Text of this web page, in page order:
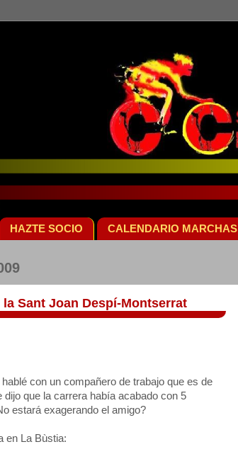
HAZTE SOCIO CALENDARIO MARCHAS
Sant Joan Despí-Montserrat
con un compañero de trabajo que es de
que la carrera había acabado con 5
estará exagerando el amigo?
en La Bùstia: